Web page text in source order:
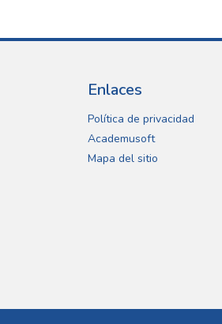
Enlaces
Política de privacidad
Academusoft
Mapa del sitio